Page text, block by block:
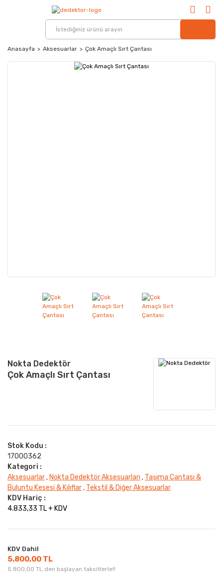
Anasayfa Aksesuarlar Çok Amaçlı Sırt Çantası
Nokta Dedektör
Çok Amaçlı Sırt Çantası
Stok Kodu :
17000362
Kategori :
Aksesuarlar , Nokta Dedektör Aksesuarları , Taşıma Çantası &
Buluntu Kesesi & Kılıflar , Tekstil & Diğer Aksesuarlar
KDV Hariç :
4.833,33 TL + KDV
KDV Dahil
5.800,00 TL
5.800,00 TL den başlayan taksitlerle!!